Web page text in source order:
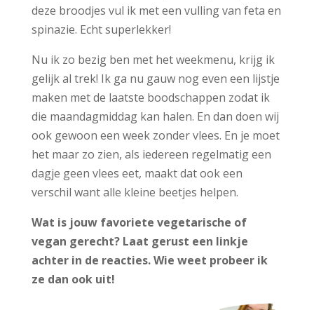
deze broodjes vul ik met een vulling van feta en
spinazie. Echt superlekker!
Nu ik zo bezig ben met het weekmenu, krijg ik
gelijk al trek! Ik ga nu gauw nog even een lijstje
maken met de laatste boodschappen zodat ik
die maandagmiddag kan halen. En dan doen wij
ook gewoon een week zonder vlees. En je moet
het maar zo zien, als iedereen regelmatig een
dagje geen vlees eet, maakt dat ook een
verschil want alle kleine beetjes helpen.
Wat is jouw favoriete vegetarische of
vegan gerecht? Laat gerust een linkje
achter in de reacties. Wie weet probeer ik
ze dan ook uit!